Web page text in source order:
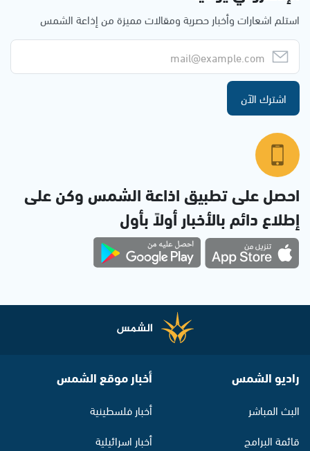
استلم اشعارات وأخبار حصرية ومقالات مميزة من إذاعة الشمس
اشترك الآن
احصل على تطبيق اذاعة الشمس وكن على
إطلاع دائم بالأخبار أولاً بأول
راديو الشمس
البث المباشر
قائمة البرامج
أخبار موقع الشمس
أخبار فلسطينية
أخبار اسرائيلية